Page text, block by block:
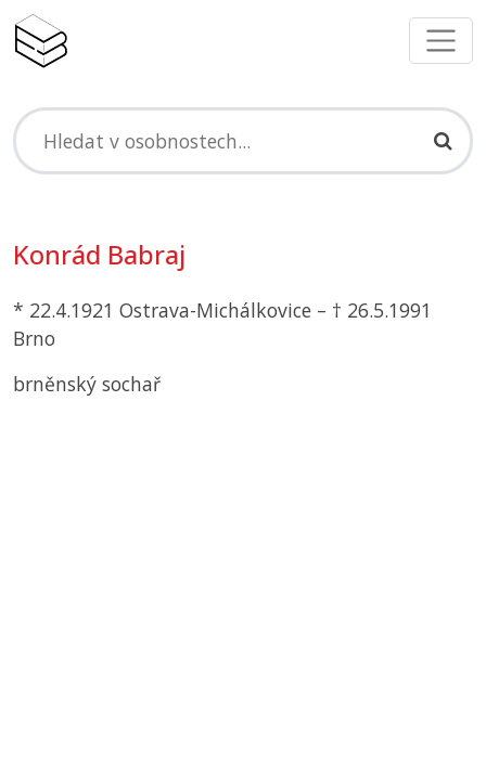
Konrád Babraj
* 22.4.1921 Ostrava-Michálkovice – † 26.5.1991
Brno
brněnský sochař